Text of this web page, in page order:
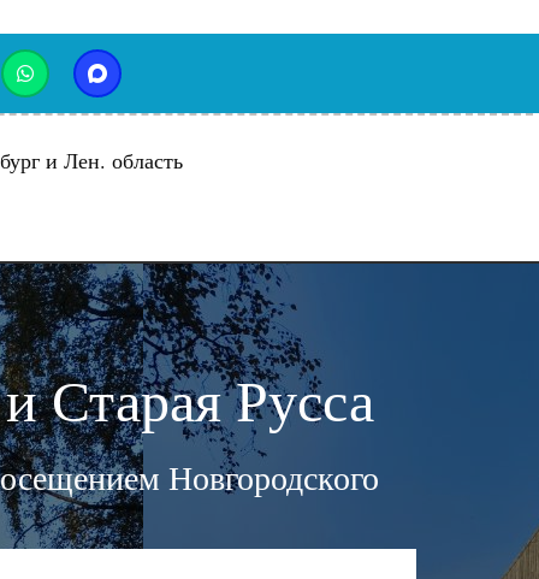
и Лен. область
Старая Русса
Новгородского